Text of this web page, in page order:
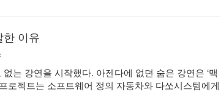
한 이유
는 강연을 시작했다. 아젠다에 없던 숨은 강연은 ‘맥
로젝트는 소프트웨어 정의 자동차와 다쏘시스템에게